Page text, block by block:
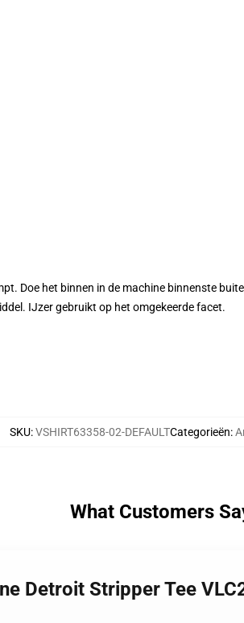
Doe het binnen in de machine binnenste
IJzer gebruikt op het omgekeerde facet.
SKU:VSHIRT63358-02-DEFAULTCategorieën:
What Customers
Detroit Stripper Tee